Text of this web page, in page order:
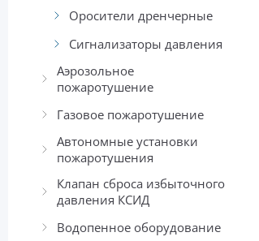
Оросители дренчерные
Сигнализаторы давления
Аэрозольное
пожаротушение
Газовое пожаротушение
Автономные установки
пожаротушения
Клапан сброса избыточного
давления КСИД
Водопенное оборудование